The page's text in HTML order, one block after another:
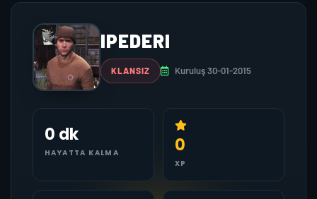
IPEDERI
KLANSIZ Kuruluş 30-01-2015
0 dk
HAYATTA KALMA 0
XP